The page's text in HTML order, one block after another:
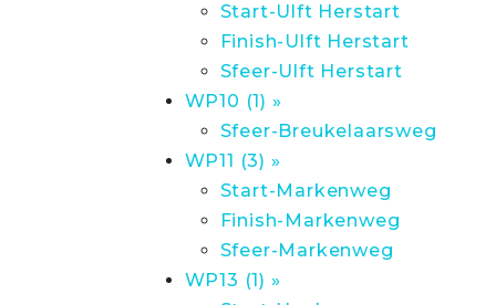
Start-Ulft Herstart
Finish-Ulft Herstart
Sfeer-Ulft Herstart
WP10 (1) »
Sfeer-Breukelaarsweg
WP11 (3) »
Start-Markenweg
Finish-Markenweg
Sfeer-Markenweg
WP13 (1) »